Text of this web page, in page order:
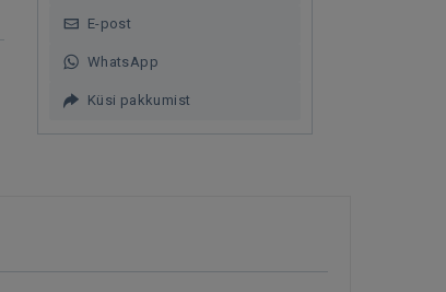
E-post
WhatsApp
Küsi pakkumist